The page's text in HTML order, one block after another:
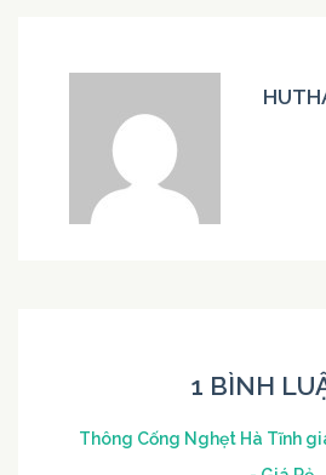
1 BÌNH
Thông Cống Nghẹt Hà Tĩnh